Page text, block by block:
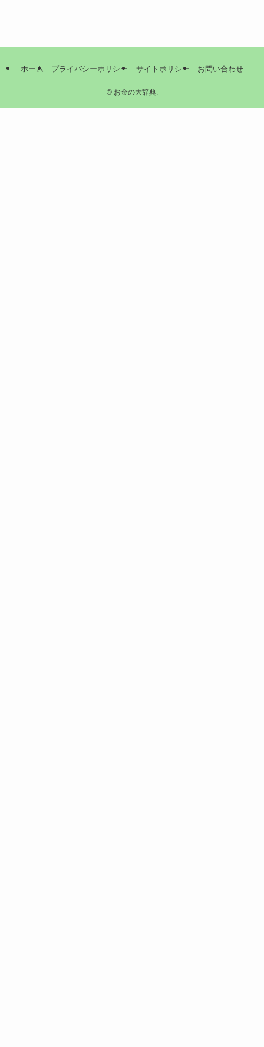
ホーム プライバシーポリシー サイトポリシー お問い合わせ
©お金の大辞典.